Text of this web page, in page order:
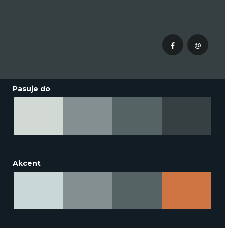
Pasuje do
Akcent